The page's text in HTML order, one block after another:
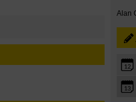
12
13